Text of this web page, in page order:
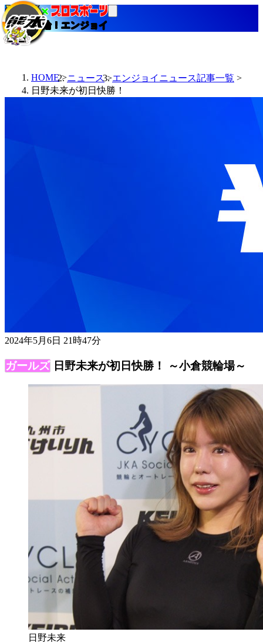
当たる競輪！エンジョイ
HOME ニュース
エンジョイニュース記事一覧
日野未来が初日快勝！
2024年5月6日 21時47分
日野未来が初日快勝！ ～小倉競輪場～
日野未来